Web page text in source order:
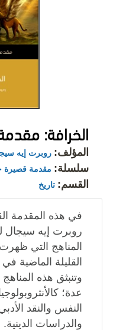
الخرافة:
المؤلف: روبرت إيه
سلسلة: مقدمة قصيرة
القسم: تاريخ
في هذه المقدمة
روبرت إيه سيجال
المناهج التي
القليلة الماضية
وتنبثق هذه
عدة؛
النفس والنقد
والدراسات